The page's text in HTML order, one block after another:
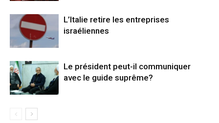
L’Italie retire les entreprises
israéliennes
Le président peut-il communiquer
avec le guide suprême?